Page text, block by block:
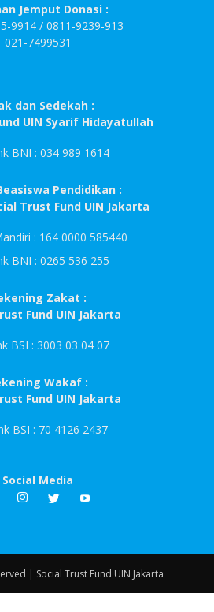
Jemput Donasi :
9914 / 0811-9239-913
021-7499531
dan Sedekah :
UIN Syarif Hidayatullah
BNI : 034 989 1614
Pendidikan :
Trust Fund UIN Jakarta
: 164 0000 585440
BNI : 0265 536 255
Zakat :
Fund UIN Jakarta
BSI : 3003 03 04 07
Wakaf :
Fund UIN Jakarta
BSI : 70 4126 2437
Social Media
| Social Trust Fund UIN Jakarta